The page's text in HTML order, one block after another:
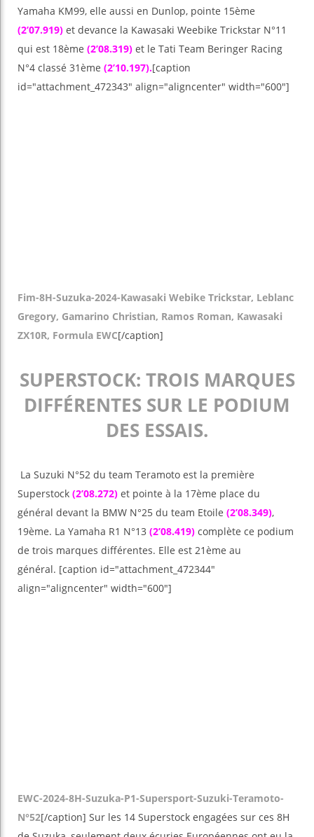
Yamaha KM99, elle aussi en Dunlop, pointe 15ème
(2’07.919) et devance la Kawasaki Weebike Trickstar N°11
qui est 18ème (2’08.319) et le Tati Team Beringer Racing
N°4 classé 31ème (2’10.197).[caption
id="attachment_472343" align="aligncenter" width="600"]
Fim-8H-Suzuka-2024-Kawasaki Webike Trickstar, Leblanc
Gregory, Gamarino Christian, Ramos Roman, Kawasaki
ZX10R, Formula EWC[/caption]
SUPERSTOCK: TROIS MARQUES
DIFFÉRENTES SUR LE PODIUM
DES ESSAIS.
La Suzuki N°52 du team Teramoto est la première
Superstock (2’08.272) et pointe à la 17ème place du
général devant la BMW N°25 du team Etoile (2’08.349),
19ème. La Yamaha R1 N°13 (2’08.419) complète ce podium
de trois marques différentes. Elle est 21ème au
général. [caption id="attachment_472344"
align="aligncenter" width="600"]
EWC-2024-8H-Suzuka-P1-Supersport-Suzuki-Teramoto-
N°52[/caption] Sur les 14 Superstock engagées sur ces 8H